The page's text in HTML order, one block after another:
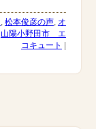
, 松本俊彦の声, オ
山陽小野田市 エ
コキュート